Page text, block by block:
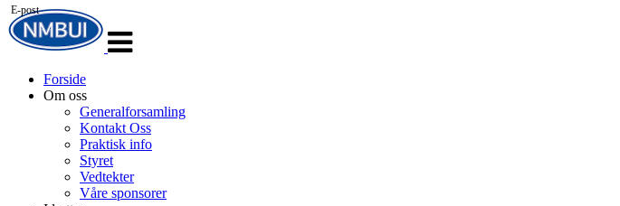
navigasjon
Forside
Om oss
Generalforsamling
Kontakt Oss
Praktisk info
Styret
Vedtekter
Våre sponsorer
E-post